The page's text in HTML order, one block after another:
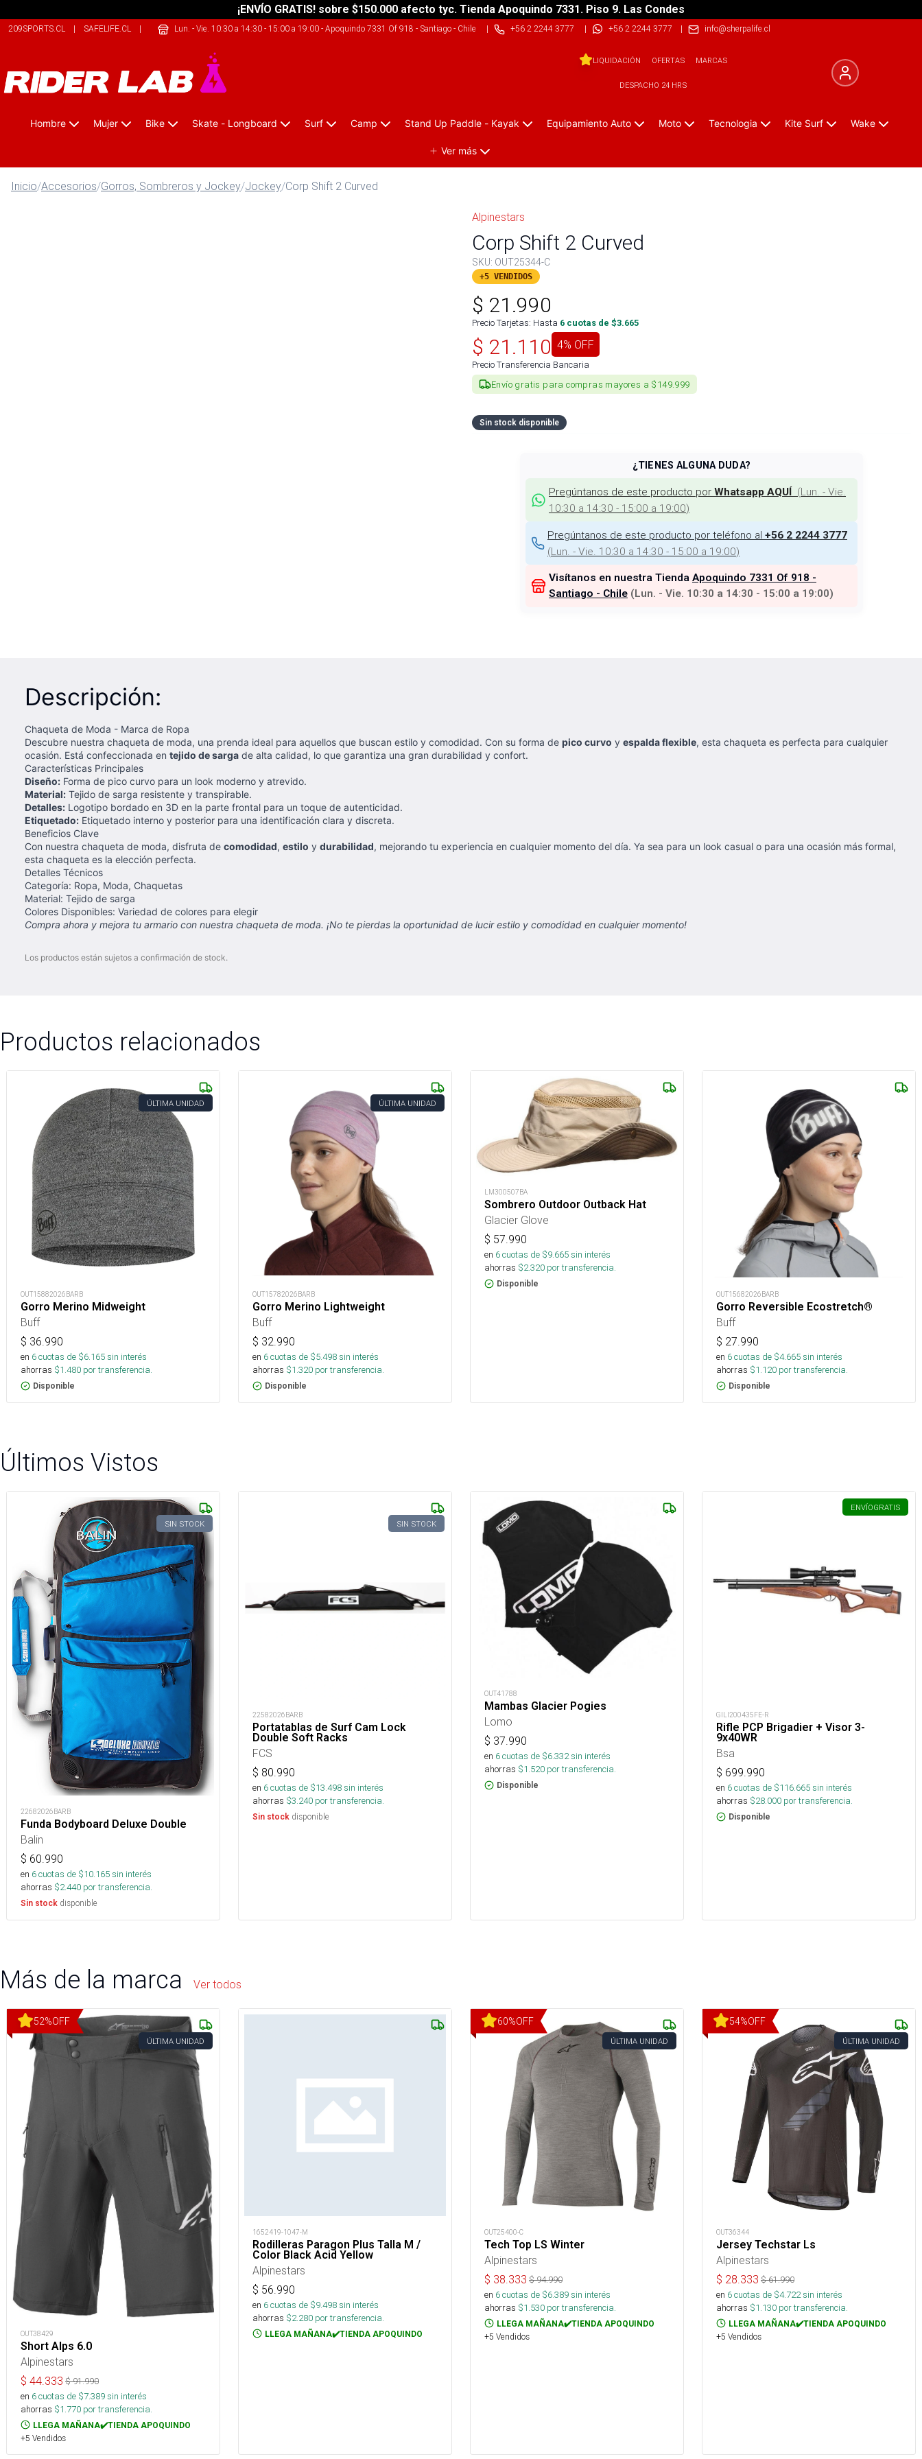
¡ENVÍO GRATIS! sobre $150.000 afecto tyc. Tienda Apoquindo 7331. Piso 9. Las Condes
209SPORTS.CL | SAFELIFE.CL | ONEKAYAK.CL
Lun. - Vie. 10:30 a 14:30 - 15:00 a 19:00- Apoquindo 7331 Of 918 - Santiago - Chile| +56 2 2244 3777 | +56 2 2244 3777 | info@sherpalife.cl
LIQUIDACIÓN OFERTAS MARCAS
DESPACHO 24 HRS
Hombre Mujer Bike Skate - Longboard Surf Camp Stand Up Paddle - Kayak Equipamiento Auto Moto Tecnologia Kite Surf Wake
Ver más
Inicio/Accesorios/Gorros, Sombreros y Jockey/Jockey/Corp Shift 2 Curved
Alpinestars
Corp Shift 2 Curved
SKU: OUT25344-C
+5 VENDIDOS
$ 21.990
Precio Tarjetas: Hasta 6 cuotas de $3.665
$ 21.110 4% OFF
Precio Transferencia Bancaria
Envío gratis para compras mayores a $149.999
Sin stock disponible
¿TIENES ALGUNA DUDA?
Pregúntanos de este producto por Whatsapp AQUÍ (Lun. - Vie.
10:30 a 14:30 - 15:00 a 19:00)
Pregúntanos de este producto por teléfono al +56 2 2244 3777
(Lun. - Vie. 10:30 a 14:30 - 15:00 a 19:00)
Visítanos en nuestra Tienda Apoquindo 7331 Of 918 -
Santiago - Chile (Lun. - Vie. 10:30 a 14:30 - 15:00 a 19:00)
Descripción:
Chaqueta de Moda - Marca de Ropa
Descubre nuestra chaqueta de moda, una prenda ideal para aquellos que buscan estilo y comodidad. Con su forma de pico curvo y espalda flexible, esta chaqueta es perfecta para cualquier
ocasión. Está confeccionada en tejido de sarga de alta calidad, lo que garantiza una gran durabilidad y confort.
Características Principales
Diseño: Forma de pico curvo para un look moderno y atrevido.
Material: Tejido de sarga resistente y transpirable.
Detalles: Logotipo bordado en 3D en la parte frontal para un toque de autenticidad.
Etiquetado: Etiquetado interno y posterior para una identificación clara y discreta.
Beneficios Clave
Con nuestra chaqueta de moda, disfruta de comodidad, estilo y durabilidad, mejorando tu experiencia en cualquier momento del día. Ya sea para un look casual o para una ocasión más formal,
esta chaqueta es la elección perfecta.
Detalles Técnicos
Categoría: Ropa, Moda, Chaquetas
Material: Tejido de sarga
Colores Disponibles: Variedad de colores para elegir
Compra ahora y mejora tu armario con nuestra chaqueta de moda. ¡No te pierdas la oportunidad de lucir estilo y comodidad en cualquier momento!
Los productos están sujetos a confirmación de stock.
Productos relacionados
ÚLTIMA UNIDAD
OUT15882026BARB
Gorro Merino Midweight
Buff
$ 36.990
en 6cuotas de $6.165sin interés
ahorras $1.480 por transferencia.
Disponible
ÚLTIMA UNIDAD
OUT15782026BARB
Gorro Merino Lightweight
Buff
$ 32.990
en 6cuotas de $5.498sin interés
ahorras $1.320 por transferencia.
Disponible
LM300507BA
Sombrero Outdoor Outback Hat
Glacier Glove
$ 57.990
en 6cuotas de $9.665sin interés
ahorras $2.320 por transferencia.
Disponible
OUT15682026BARB
Gorro Reversible Ecostretch®
Buff
$ 27.990
en 6cuotas de $4.665sin interés
ahorras $1.120 por transferencia.
Disponible
Últimos Vistos
SIN STOCK
22682026BARB
Funda Bodyboard Deluxe Double
Balin
$ 60.990
en 6cuotas de $10.165sin interés
ahorras $2.440 por transferencia.
Sin stock disponible
SIN STOCK
22582026BARB
Portatablas de Surf Cam Lock
Double Soft Racks
FCS
$ 80.990
en 6cuotas de $13.498sin interés
ahorras $3.240 por transferencia.
Sin stock disponible
OUT41788
Mambas Glacier Pogies
Lomo
$ 37.990
en 6cuotas de $6.332sin interés
ahorras $1.520 por transferencia.
Disponible
ENVÍOGRATIS
GILI200435FE-R
Rifle PCP Brigadier + Visor 3-
9x40WR
Bsa
$ 699.990
en 6cuotas de $116.665sin interés
ahorras $28.000 por transferencia.
Disponible
Más de la marca Ver todos
52%OFF
ÚLTIMA UNIDAD
OUT38429
Short Alps 6.0
Alpinestars
$ 44.333 $91.990
en 6cuotas de $7.389sin interés
ahorras $1.770 por transferencia.
LLEGA MAÑANA✔️TIENDA APOQUINDO
+5 Vendidos
1652419-1047-M
Rodilleras Paragon Plus Talla M /
Color Black Acid Yellow
Alpinestars
$ 56.990
en 6cuotas de $9.498sin interés
ahorras $2.280 por transferencia.
LLEGA MAÑANA✔️TIENDA APOQUINDO
60%OFF
ÚLTIMA UNIDAD
OUT25400-C
Tech Top LS Winter
Alpinestars
$ 38.333 $94.990
en 6cuotas de $6.389sin interés
ahorras $1.530 por transferencia.
LLEGA MAÑANA✔️TIENDA APOQUINDO
+5 Vendidos
54%OFF
ÚLTIMA UNIDAD
OUT36344
Jersey Techstar Ls
Alpinestars
$ 28.333 $61.990
en 6cuotas de $4.722sin interés
ahorras $1.130 por transferencia.
LLEGA MAÑANA✔️TIENDA APOQUINDO
+5 Vendidos